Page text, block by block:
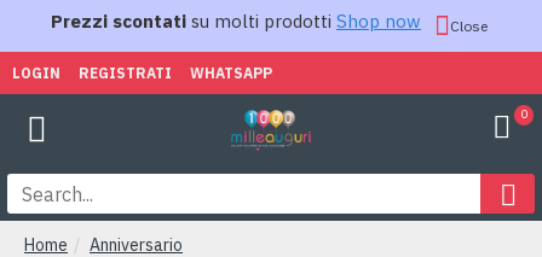
Prezzi scontati su molti prodotti Shop now Close
LOGIN REGISTRATI WHATSAPP
0
Home
Anniversario